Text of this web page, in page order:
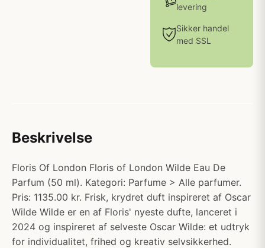
levering
Sikker handel
med SSL
Beskrivelse
Floris Of London Floris of London Wilde Eau De
Parfum (50 ml). Kategori: Parfume > Alle parfumer.
Pris: 1135.00 kr. Frisk, krydret duft inspireret af Oscar
Wilde Wilde er en af Floris' nyeste dufte, lanceret i
2024 og inspireret af selveste Oscar Wilde: et udtryk
for individualitet, frihed og kreativ selvsikkerhed.